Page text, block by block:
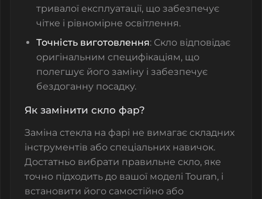
тривалої експлуатації, що забезпечує
чітке і рівномірне освітлення.
Точність виготовлення: Скло відповідає
оригінальним специфікаціям, що
полегшує його заміну і забезпечує
бездоганну посадку.
Як замінити скло фар?
Заміна стекла на фарі не вимагає складних
інструментів або спеціальних навичок.
Достатньо вибрати правильне скло, яке
точно підходить до вашої моделі Touran, і
встановити його самостійно або